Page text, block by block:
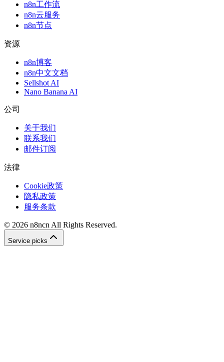
n8n工作流
n8n云服务
n8n节点
资源
n8n博客
n8n中文文档
Sellshot AI
Nano Banana AI
公司
关于我们
联系我们
邮件订阅
法律
Cookie政策
隐私政策
服务条款
© 2026 n8ncn All Rights Reserved.
Service picks